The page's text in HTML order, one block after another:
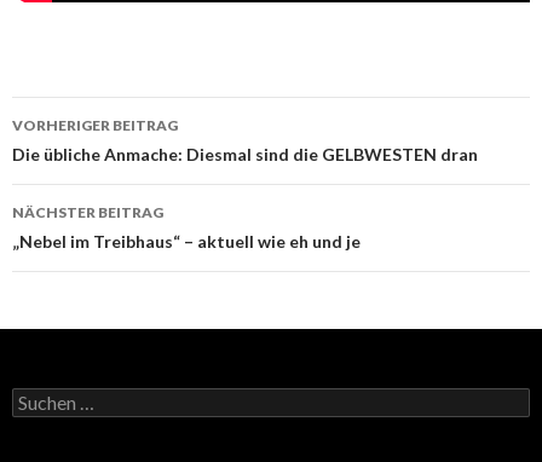
Beitrags-
Navigation
VORHERIGER BEITRAG
Die übliche Anmache: Diesmal sind die GELBWESTEN dran
NÄCHSTER BEITRAG
„Nebel im Treibhaus“ – aktuell wie eh und je
Suchen
nach: